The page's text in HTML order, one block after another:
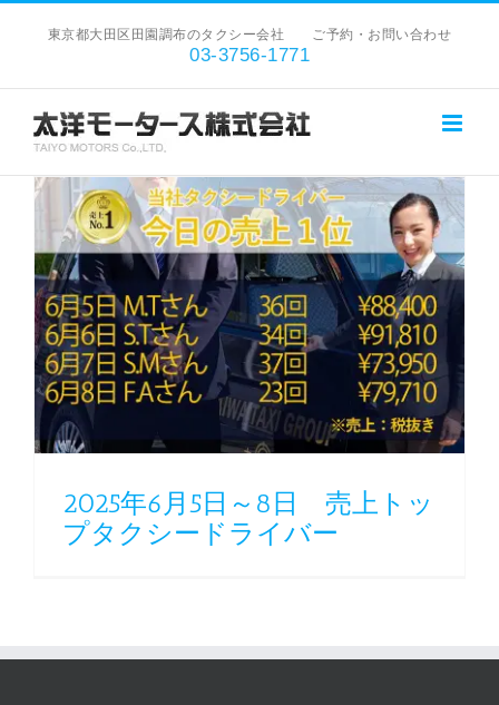
東京都大田区田園調布のタクシー会社 ご予約・お問い合わせ
03-3756-1771
2025年6月5日～8日 売上トッ
プタクシードライバー